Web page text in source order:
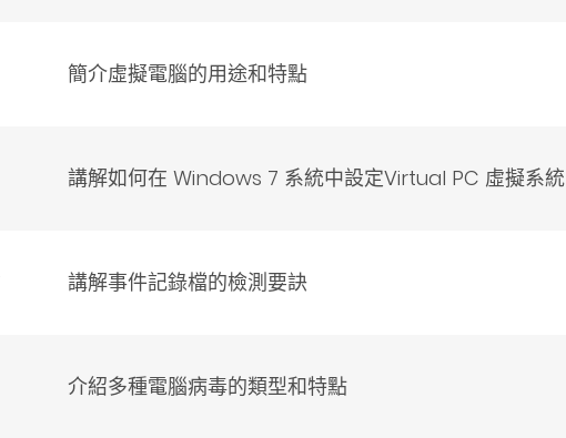
簡介虛擬電腦的用途和特點
講解如何在 Windows 7 系統中設定Virtual PC 虛擬系統
講解事件記錄檔的檢測要訣
介紹多種電腦病毒的類型和特點